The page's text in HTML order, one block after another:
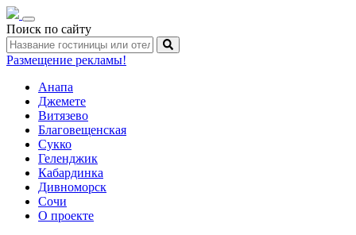
Toggle
navigation
Поиск по сайту
Размещение рекламы!
Анапа
Джемете
Витязево
Благовещенская
Сукко
Геленджик
Кабардинка
Дивноморск
Сочи
О проекте